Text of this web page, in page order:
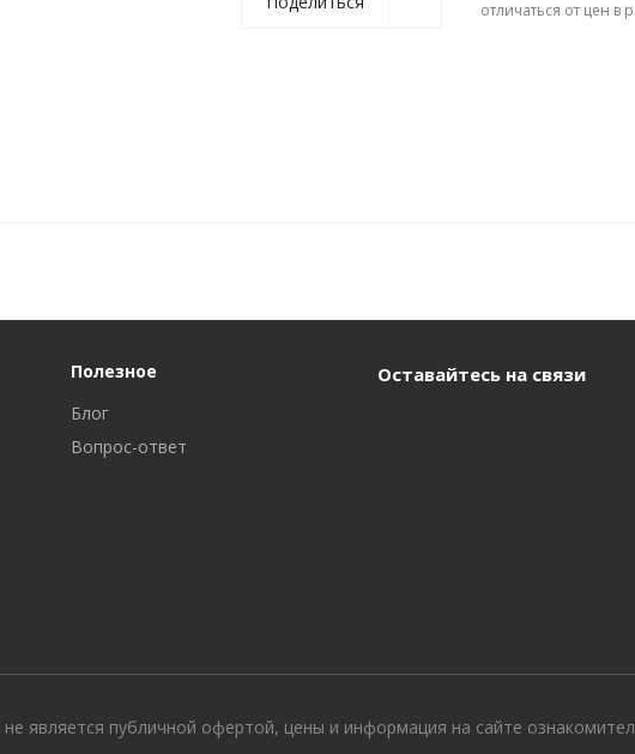
отличаться от цен в
Полезное
Блог
Вопрос-ответ
Оставайтесь на связи
является публичной офертой, цены и информация на сайте